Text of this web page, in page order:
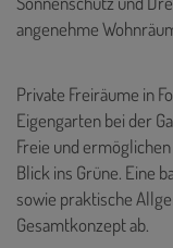
angenehme
Private Freiräume in
Eigengarten bei der
Freie und
Blick ins Grüne. Eine
sowie praktische
Gesamtkonzept ab.